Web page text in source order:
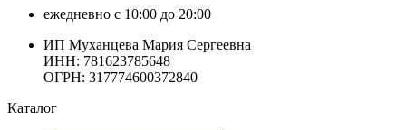
ежедневно с 10:00 до 20:00
ИП Муханцева Мария Сергеевна
ИНН: 781623785648
ОГРН: 317774600372840
Каталог